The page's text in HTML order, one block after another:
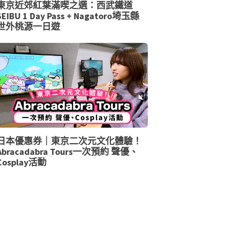
京近郊紅葉滿喫之選：西武鐵道
1 Day Pass + Nagatoro埼玉縣
外桃源一日遊
本優惠券｜東京二次元文化體驗！
Tours一次預約 聲優、
活動